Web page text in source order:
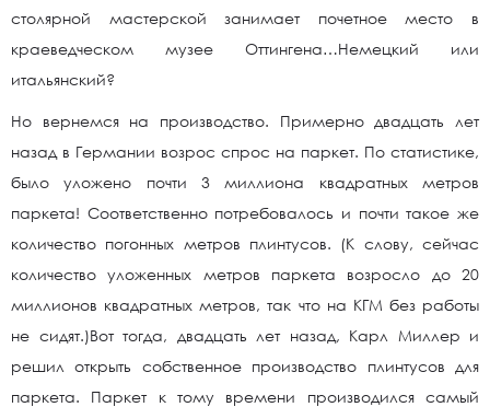
столярной мастерской занимает почетное место в
краеведческом музее Оттингена…Немецкий или
итальянский?
Но вернемся на производство. Примерно двадцать лет
назад в Германии возрос спрос на паркет. По статистике,
было уложено почти 3 миллиона квадратных метров
паркета! Соответственно потребовалось и почти такое же
количество погонных метров плинтусов. (К слову, сейчас
количество уложенных метров паркета возросло до 20
миллионов квадратных метров, так что на КГМ без работы
не сидят.)Вот тогда, двадцать лет назад, Карл Миллер и
решил открыть собственное производство плинтусов для
паркета. Паркет к тому времени производился самый